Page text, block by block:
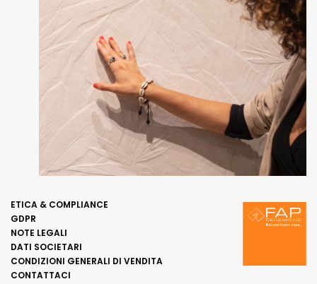
ETICA & COMPLIANCE
GDPR
NOTE LEGALI
DATI SOCIETARI
CONDIZIONI GENERALI DI VENDITA
CONTATTACI